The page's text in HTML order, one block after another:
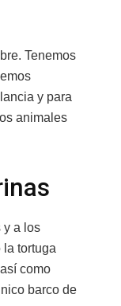
Tenemos
y para
animales
y a los
la tortuga
como
barco de